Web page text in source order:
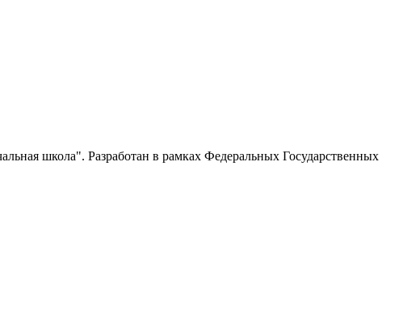
школа". Разработан в рамках Федеральных Государственных